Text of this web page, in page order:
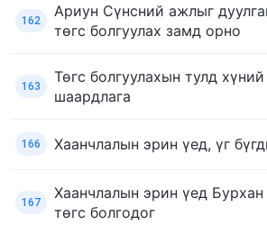
162
Ариун Сүнсний ажлыг
төгс болгуулах замд орно
163
Төгс болгуулахын тулд
шаардлага
166 Хаанчлалын эрин үед, үг
167
Хаанчлалын эрин үед Бурхан
төгс болгодог